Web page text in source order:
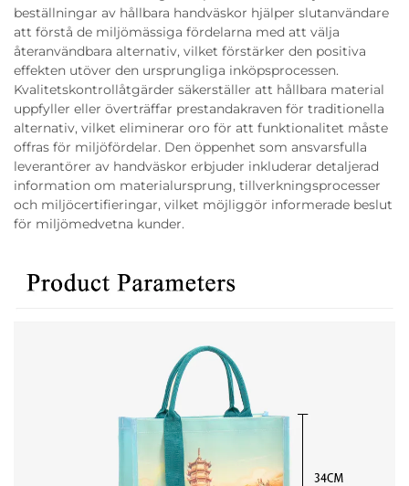
beställningar av hållbara handväskor hjälper slutanvändare
att förstå de miljömässiga fördelarna med att välja
återanvändbara alternativ, vilket förstärker den positiva
effekten utöver den ursprungliga inköpsprocessen.
Kvalitetskontrollåtgärder säkerställer att hållbara material
uppfyller eller överträffar prestandakraven för traditionella
alternativ, vilket eliminerar oro för att funktionalitet måste
offras för miljöfördelar. Den öppenhet som ansvarsfulla
leverantörer av handväskor erbjuder inkluderar detaljerad
information om materialursprung, tillverkningsprocesser
och miljöcertifieringar, vilket möjliggör informerade beslut
för miljömedvetna kunder.